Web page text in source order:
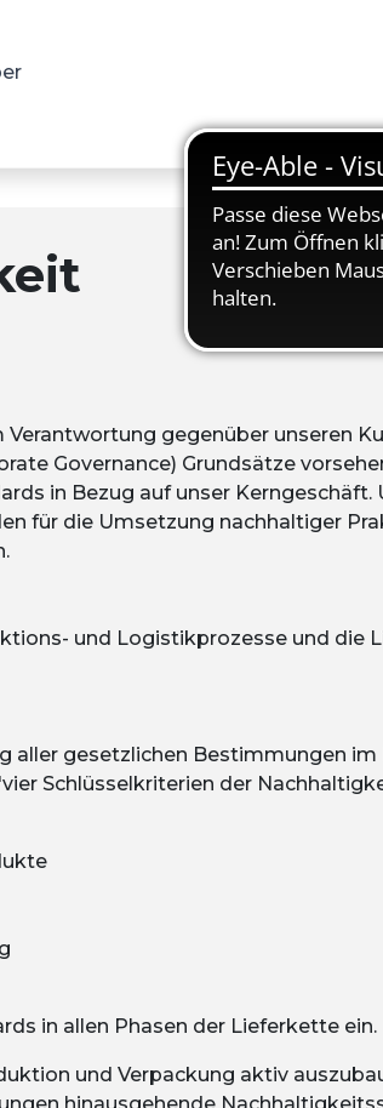
gegenüber unseren
Governance) Grundsätze
in Bezug auf unser Kerngeschäft.
für die Umsetzung nachhaltiger
und Logistikprozesse und die
aller gesetzlichen Bestimmungen im
Schlüsselkriterien der
in allen Phasen der Lieferkette ein.
und Verpackung aktiv